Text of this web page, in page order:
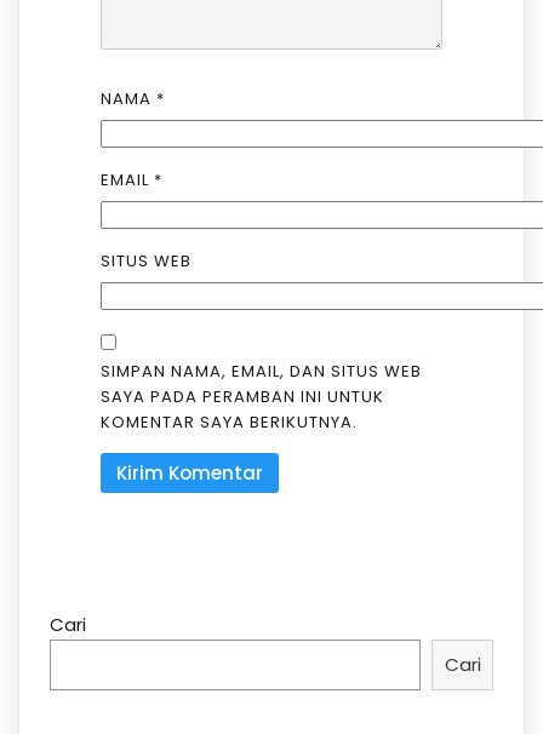
NAMA *
EMAIL *
SITUS WEB
SIMPAN NAMA, EMAIL, DAN SITUS WEB
SAYA PADA PERAMBAN INI UNTUK
KOMENTAR SAYA BERIKUTNYA.
Cari
Cari